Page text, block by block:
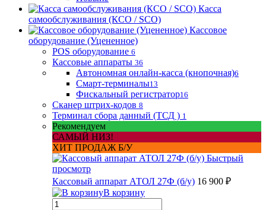
Касса
самообслуживания (КСО / SCO)
Кассовое
оборудование (Уцененное)
POS оборудование 6
Кассовые аппараты 36
Автономная онлайн-касса (кнопочная)6
Смарт-терминалы13
Фискальный регистратор16
Сканер штрих-кодов 8
Терминал сбора данный (ТСД ) 1
Рекомендуем
САМЫЙ НИЗ!
ХИТ ПРОДАЖ Б/У
Быстрый
просмотр
Кассовый аппарат АТОЛ 27Ф (б/у) 16 900 ₽
В корзину